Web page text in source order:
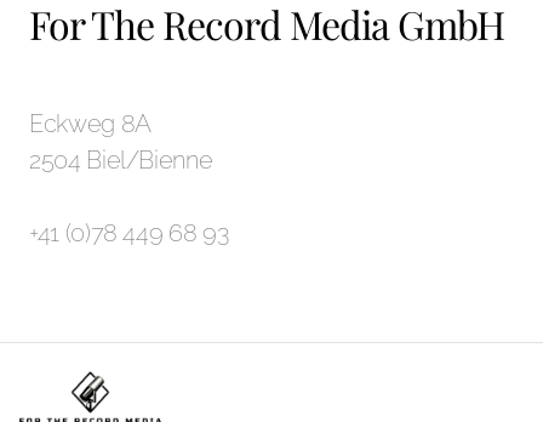
For The Record Media GmbH
Eckweg 8A
2504 Biel/Bienne
+41 (0)78 449 68 93